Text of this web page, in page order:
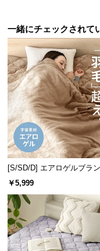
ブ
ロ
グ
業
情
報
一緒にチェックされて
[S/SD/D] エアロゲルブラン
140×200cm
￥5,999